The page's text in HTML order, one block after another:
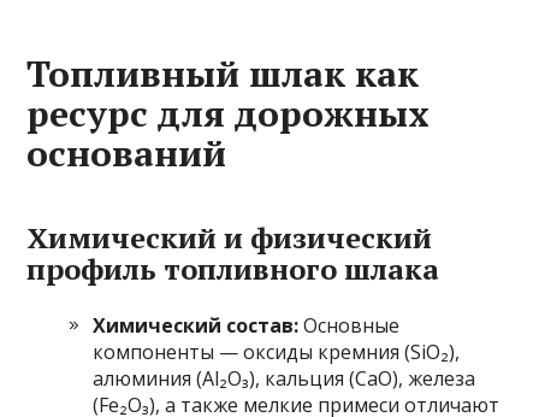
Топливный шлак как
ресурс для дорожных
оснований
Химический и физический
профиль топливного шлака
Химический состав:Основные
компоненты — оксиды кремния (SiO₂),
алюминия (Al₂O₃), кальция (CaO), железа
(Fe₂O₃), а также мелкие примеси отличают